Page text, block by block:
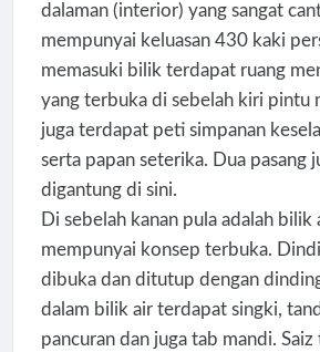
dalaman (interior) yang sangat
mempunyai keluasan 430 kaki
memasuki bilik terdapat ruang
yang terbuka di sebelah kiri pintu
juga terdapat peti simpanan
serta papan seterika. Dua pasang
digantung di sini.
Di sebelah kanan pula adalah bilik
mempunyai konsep terbuka.
dibuka dan ditutup dengan
dalam bilik air terdapat singki,
pancuran dan juga tab mandi.